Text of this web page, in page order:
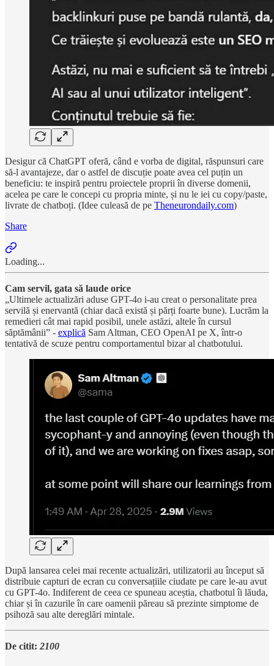
Desigur că ChatGPT oferă, când e vorba de digital, răspunsuri care
să-l avantajeze, dar o astfel de discuție poate avea cel puțin un
beneficiu: te inspiră pentru proiectele proprii în diverse domenii,
acelea pe care le concepi cu propria minte, și nu le iei cu copy/paste,
livrate de chatboți. (Idee culeasă de pe Theneurondaily.com)
Share
Loading...
Cam servil, gata să laude orice
„Ultimele actualizări aduse GPT-4o i-au creat o personalitate prea
servilă și enervantă (chiar dacă există și părți foarte bune). Lucrăm la
remedieri cât mai rapid posibil, unele astăzi, altele în cursul
săptămânii” - explică Sam Altman, CEO OpenAI pe X, într-o
tentativă de scuze pentru comportamentul bizar al chatbotului.
După lansarea celei mai recente actualizări, utilizatorii au început să
distribuie capturi de ecran cu conversațiile ciudate pe care le-au avut
cu GPT-4o. Indiferent de ceea ce spuneau aceștia, chatbotul îi lăuda,
chiar și în cazurile în care oamenii păreau să prezinte simptome de
psihoză sau alte dereglări mintale.
De citit: 2100